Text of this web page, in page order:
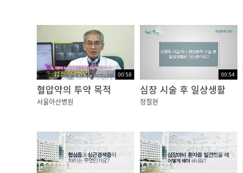
00:58
혈압약의 투약 목적
서울아산병원
00:54
심장 시술 후 일상생활
정철현